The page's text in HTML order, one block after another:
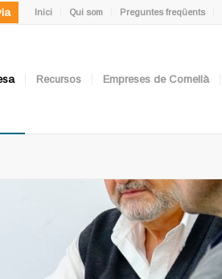
Inici Qui som Preguntes freqüents
Recursos Empreses de Cornellà